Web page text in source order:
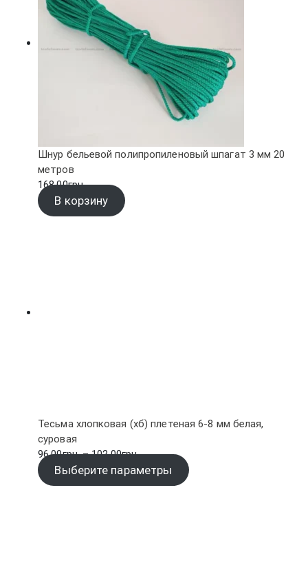
Шнур бельевой полипропиленовый шпагат 3 мм 20
метров
168.00грн.
В корзину
Тесьма хлопковая (хб) плетеная 6-8 мм белая,
суровая
96.00грн. – 102.00грн.Диапазон
цен:
96.00грн.
Выберите параметры